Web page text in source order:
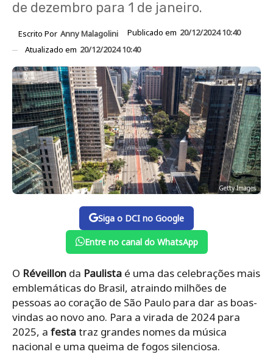
de dezembro para 1 de janeiro.
Escrito Por Anny Malagolini Publicado em 20/12/2024 10:40
Atualizado em 20/12/2024 10:40
Getty Images
Siga o DCI no Google
Entre no canal do WhatsApp
O Réveillon da Paulista é uma das celebrações mais
emblemáticas do Brasil, atraindo milhões de
pessoas ao coração de São Paulo para dar as boas-
vindas ao novo ano. Para a virada de 2024 para
2025, a festatraz grandes nomes da música
nacional e uma queima de fogos silenciosa.